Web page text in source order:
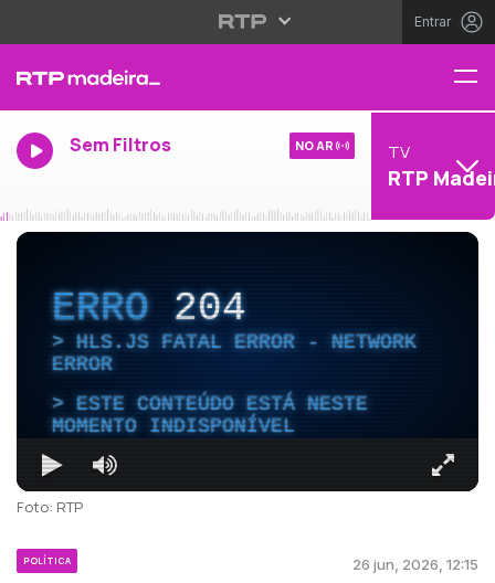
Entrar
Sem Filtros NO AR TV
RTP
ERRO204
HLS.JS FATAL ERROR - NETWORK
ERROR
ESTE CONTEÚDO ESTÁ NESTE
MOMENTO INDISPONÍVEL
Foto: RTP
POLÍTICA 26 jun, 2026, 12:15